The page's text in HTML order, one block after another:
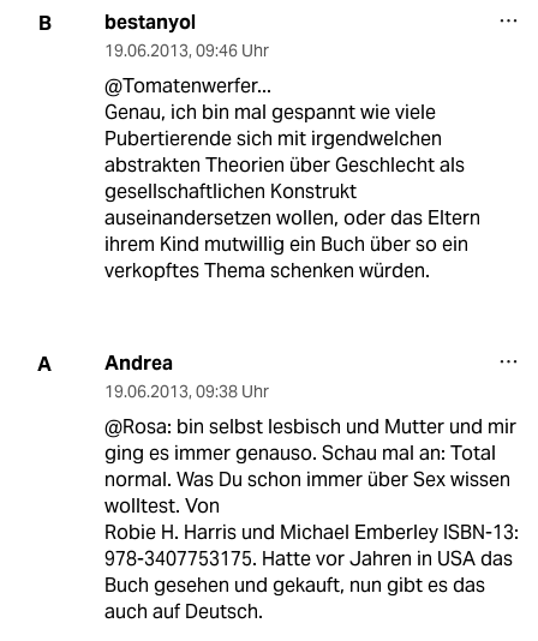
B bestanyol
19.06.2013, 09:46 Uhr
@Tomatenwerfer...
Genau, ich bin mal gespannt wie viele
Pubertierende sich mit irgendwelchen
abstrakten Theorien über Geschlecht als
gesellschaftlichen Konstrukt
auseinandersetzen wollen, oder das Eltern
ihrem Kind mutwillig ein Buch über so ein
verkopftes Thema schenken würden.
A Andrea
19.06.2013, 09:38 Uhr
@Rosa: bin selbst lesbisch und Mutter und mir
ging es immer genauso. Schau mal an: Total
normal. Was Du schon immer über Sex wissen
wolltest. Von
Robie H. Harris und Michael Emberley ISBN-13:
978-3407753175. Hatte vor Jahren in USA das
Buch gesehen und gekauft, nun gibt es das
auch auf Deutsch.